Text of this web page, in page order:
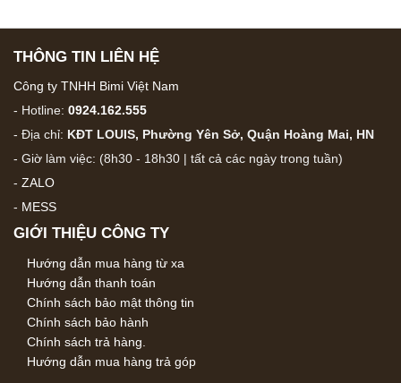
THÔNG TIN LIÊN HỆ
Công ty TNHH Bimi Việt Nam
- Hotline: 0924.162.555
- Địa chỉ: KĐT LOUIS, Phường Yên Sở, Quận Hoàng Mai, HN
- Giờ làm việc: (8h30 - 18h30 | tất cả các ngày trong tuần)
- ZALO
- MESS
GIỚI THIỆU CÔNG TY
Hướng dẫn mua hàng từ xa
Hướng dẫn thanh toán
Chính sách bảo mật thông tin
Chính sách bảo hành
Chính sách trả hàng.
Hướng dẫn mua hàng trả góp